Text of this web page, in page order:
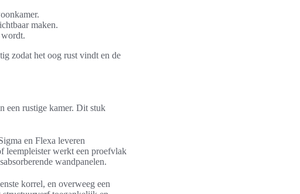
maken.
zodat het oog rust vindt en de
een rustige kamer. Dit stuk
en Flexa leveren
leempleister werkt een proefvlak
wandpanelen.
korrel, en overweeg een